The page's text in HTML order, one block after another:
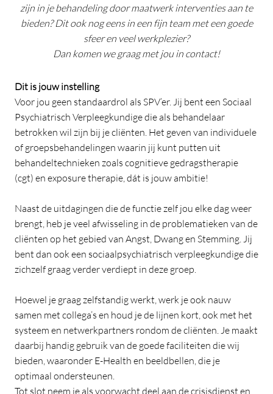
zijn in je behandeling door maatwerk interventies aan te
bieden? Dit ook nog eens in een fijn team met een goede
sfeer en veel werkplezier?
Dan komen we graag met jou in contact!
Dit is jouw instelling
Voor jou geen standaardrol als SPV’er. Jij bent een Sociaal
Psychiatrisch Verpleegkundige die als behandelaar
betrokken wil zijn bij je cliënten. Het geven van individuele
of groepsbehandelingen waarin jij kunt putten uit
behandeltechnieken zoals cognitieve gedragstherapie
(cgt) en exposure therapie, dát is jouw ambitie!
Naast de uitdagingen die de functie zelf jou elke dag weer
brengt, heb je veel afwisseling in de problematieken van de
cliënten op het gebied van Angst, Dwang en Stemming. Jij
bent dan ook een sociaalpsychiatrisch verpleegkundige die
zichzelf graag verder verdiept in deze groep.
Hoewel je graag zelfstandig werkt, werk je ook nauw
samen met collega’s en houd je de lijnen kort, ook met het
systeem en netwerkpartners rondom de cliënten. Je maakt
daarbij handig gebruik van de goede faciliteiten die wij
bieden, waaronder E-Health en beeldbellen, die je
optimaal ondersteunen.
Tot slot neem je als voorwacht deel aan de crisisdienst en